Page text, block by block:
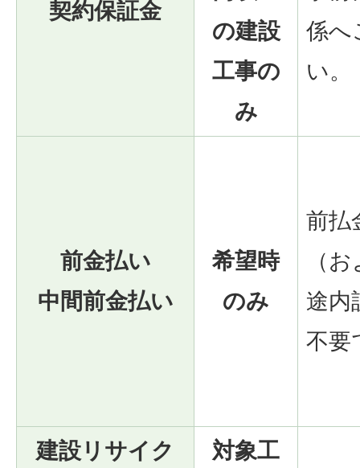
契約保証金
の建設
工事の
み
係へ
い。
前金払い
中間前金払い
希望時
のみ
前払
（
途内
不要
建設リサイク
対象工